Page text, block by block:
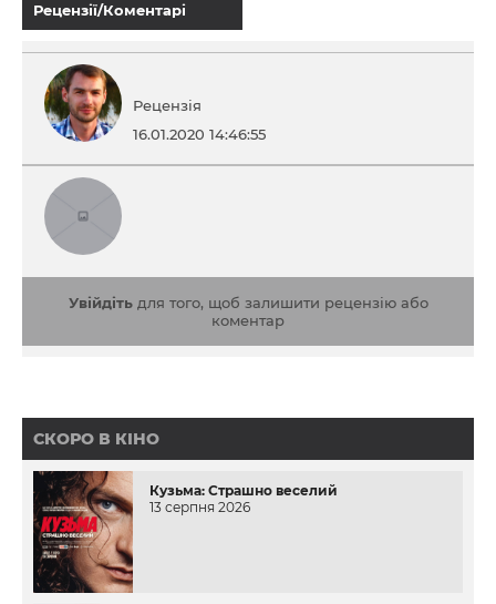
Рецензії/Коментарі
Рецензія
16.01.2020 14:46:55
Увійдітьдля того, щоб залишити рецензію або
коментар
СКОРО В КІНО
Кузьма: Страшно веселий
13 серпня 2026